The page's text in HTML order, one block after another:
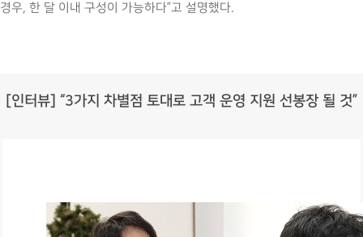
경우, 한 달 이내 구성이 가능하다”고 설명했다.
[인터뷰] “3가지 차별점 토대로 고객 운영 지원 선봉장 될 것”